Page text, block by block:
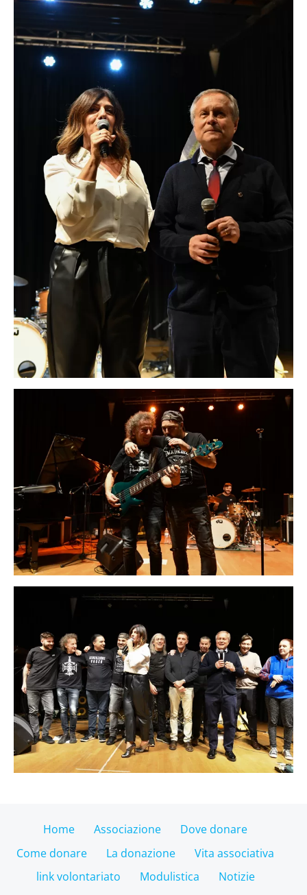
Home Associazione
Dove donare
Come donare
La donazione
Vita associativa
link volontariato
Modulistica
Notizie